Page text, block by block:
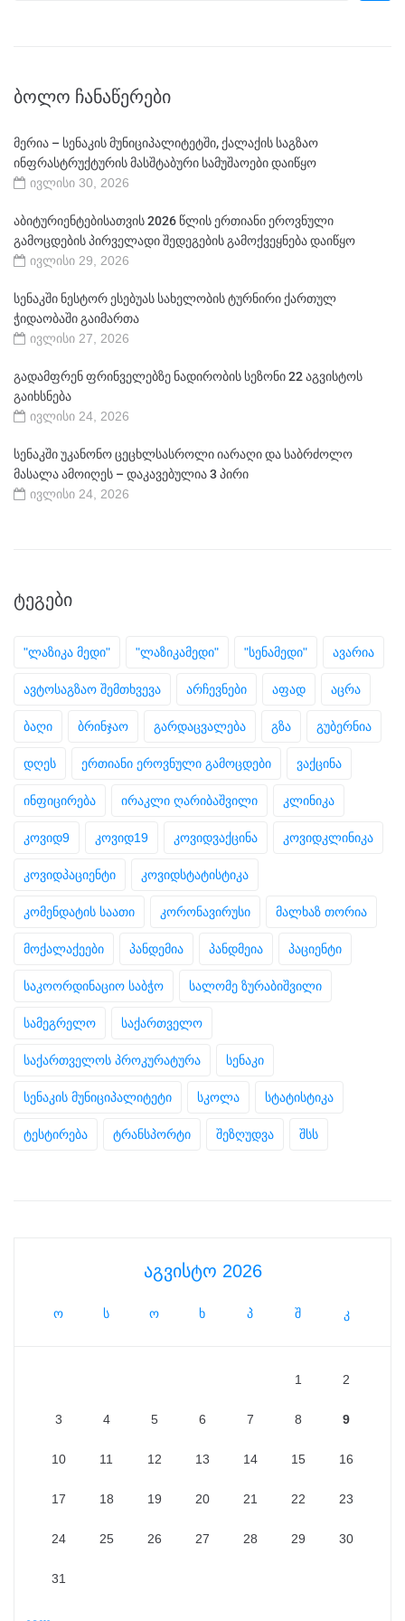
ᲑᲝᲚᲝ ᲩᲐᲜᲐᲬᲔᲠᲔᲑᲘ
მერია – სენაკის მუნიციპალიტეტში, ქალაქის საგზაო
ინფრასტრუქტურის მასშტაბური სამუშაოები დაიწყო
ივლისი 30, 2026
აბიტურიენტებისათვის 2026 წლის ერთიანი ეროვნული
გამოცდების პირველადი შედეგების გამოქვეყნება დაიწყო
ივლისი 29, 2026
სენაკში ნესტორ ესებუას სახელობის ტურნირი ქართულ
ჭიდაობაში გაიმართა
ივლისი 27, 2026
გადამფრენ ფრინველებზე ნადირობის სეზონი 22 აგვისტოს
გაიხსნება
ივლისი 24, 2026
სენაკში უკანონო ცეცხლსასროლი იარაღი და საბრძოლო
მასალა ამოიღეს – დაკავებულია 3 პირი
ივლისი 24, 2026
ᲢᲔᲒᲔᲑᲘ
"ლაზიკა მედი" "ლაზიკამედი" "სენამედი" ავარია
ავტოსაგზაო შემთხვევა არჩევნები აფად აცრა
ბაღი ბრინჯაო გარდაცვალება გზა გუბერნია
დღეს ერთიანი ეროვნული გამოცდები ვაქცინა
ინფიცირება ირაკლი ღარიბაშვილი კლინიკა
კოვიდ9 კოვიდ19 კოვიდვაქცინა კოვიდკლინიკა
კოვიდპაციენტი კოვიდსტატისტიკა
კომენდატის საათი კორონავირუსი მალხაზ თორია
მოქალაქეები პანდემია პანდმეია პაციენტი
საკოორდინაციო საბჭო სალომე ზურაბიშვილი
სამეგრელო საქართველო
საქართველოს პროკურატურა სენაკი
სენაკის მუნიციპალიტეტი სკოლა სტატისტიკა
ტესტირება ტრანსპორტი შეზღუდვა შსს
აგვისტო 2026
ო ს ო ხ პ შ კ
1 2
3 4 5 6 7 8 9
10 11 12 13 14 15 16
17 18 19 20 21 22 23
24 25 26 27 28 29 30
31